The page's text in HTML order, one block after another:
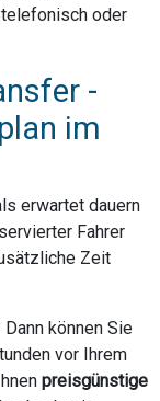
telefonisch oder
-
im
erwartet dauern
Fahrer
Zeit
können Sie
vor Ihrem
preisgünstige